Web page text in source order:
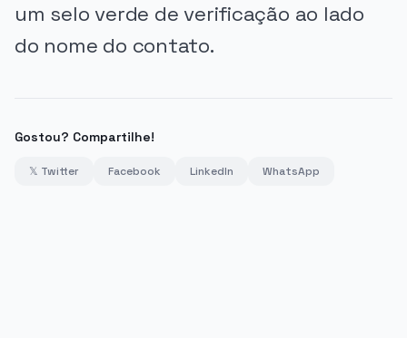
um selo verde de verificação ao lado
do nome do contato.
Gostou? Compartilhe!
𝕏 Twitter Facebook LinkedIn WhatsApp